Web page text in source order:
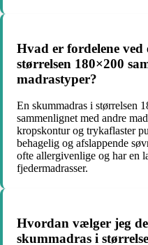
Hvad er fordelene ved
størrelsen 180×200
madrastyper?
En skummadras i størrelsen
sammenlignet med andre
kropskontur og trykaflaster
behagelig og afslappende
ofte allergivenlige og har en
fjedermadrasser.
Hvordan vælger jeg
skummadras i